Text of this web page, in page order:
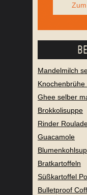
Mandelmilch
Ghee selber
Brokkolisuppe
Rinder
Guacamole
Bratkartoffeln
Süßkartoffel
Bulletproof